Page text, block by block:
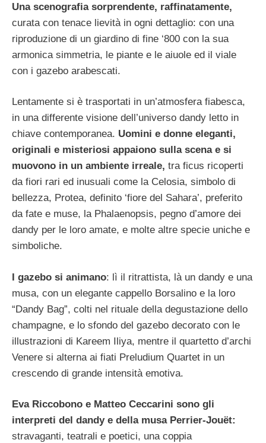
Una scenografia sorprendente, raffinatamente,
curata con tenace lievità in ogni dettaglio: con una
riproduzione di un giardino di fine ‘800 con la sua
armonica simmetria, le piante e le aiuole ed il viale
con i gazebo arabescati.
Lentamente si è trasportati in un’atmosfera fiabesca,
in una differente visione dell’universo dandy letto in
chiave contemporanea. Uomini e donne eleganti,
originali e misteriosi appaiono sulla scena e si
muovono in un ambiente irreale, tra ficus ricoperti
da fiori rari ed inusuali come la Celosia, simbolo di
bellezza, Protea, definito ‘fiore del Sahara’, preferito
da fate e muse, la Phalaenopsis, pegno d’amore dei
dandy per le loro amate, e molte altre specie uniche e
simboliche.
I gazebo si animano: lì il ritrattista, là un dandy e una
musa, con un elegante cappello Borsalino e la loro
“Dandy Bag”, colti nel rituale della degustazione dello
champagne, e lo sfondo del gazebo decorato con le
illustrazioni di Kareem Iliya, mentre il quartetto d’archi
Venere si alterna ai fiati Preludium Quartet in un
crescendo di grande intensità emotiva.
Eva Riccobono e Matteo Ceccarini sono gli
interpreti del dandy e della musa Perrier-Jouët:
stravaganti, teatrali e poetici, una coppia